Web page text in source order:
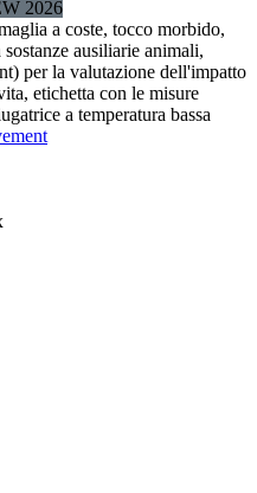
2026
a coste, tocco morbido,
ausiliarie animali,
per la valutazione dell'impatto
etichetta con le misure
a temperatura bassa